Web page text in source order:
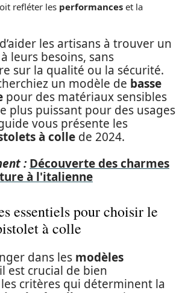
refléter les performances et la
les artisans à trouver un
leurs besoins, sans
sur la qualité ou la sécurité.
un modèle de basse
pour des matériaux sensibles
plus puissant pour des usages
vous présente les
à colle de 2024.
: Découverte des charmes
à l'italienne
essentiels pour choisir le
à colle
dans les modèles
est crucial de bien
critères qui déterminent la